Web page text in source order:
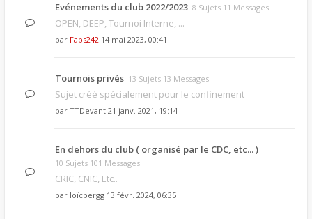
Evénements du club 2022/2023 8 Sujets 11 Messages
OPEN, DEEP, Tournoi Interne, ...
par Fabs242 14 mai 2023, 00:41
Tournois privés 13 Sujets 13 Messages
Sujet créé spécialement pour le confinement
par TTDevant 21 janv. 2021, 19:14
En dehors du club ( organisé par le CDC, etc... )
10 Sujets 101 Messages
CRIC, CNIC, Etc..
par loïcbergg 13 févr. 2024, 06:35